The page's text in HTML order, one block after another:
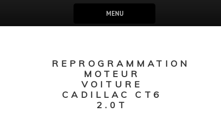
MENU
REPROGRAMMATION
MOTEUR
VOITURE
CADILLAC CT6
2.0T